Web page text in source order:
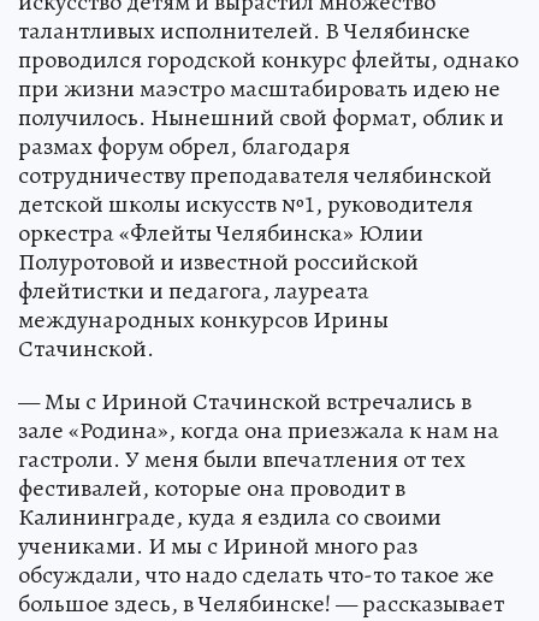
талантливых исполнителей. В Челябинске
проводился городской конкурс флейты, однако
при жизни маэстро масштабировать идею не
получилось. Нынешний свой формат, облик и
размах форум обрел, благодаря
сотрудничеству преподавателя челябинской
детской школы искусств №1, руководителя
оркестра «Флейты Челябинска» Юлии
Полуротовой и известной российской
флейтистки и педагога, лауреата
международных конкурсов Ирины
Стачинской.
— Мы с Ириной Стачинской встречались в
зале «Родина», когда она приезжала к нам на
гастроли. У меня были впечатления от тех
фестивалей, которые она проводит в
Калининграде, куда я ездила со своими
учениками. И мы с Ириной много раз
обсуждали, что надо сделать что-то такое же
большое здесь, в Челябинске! — рассказывает